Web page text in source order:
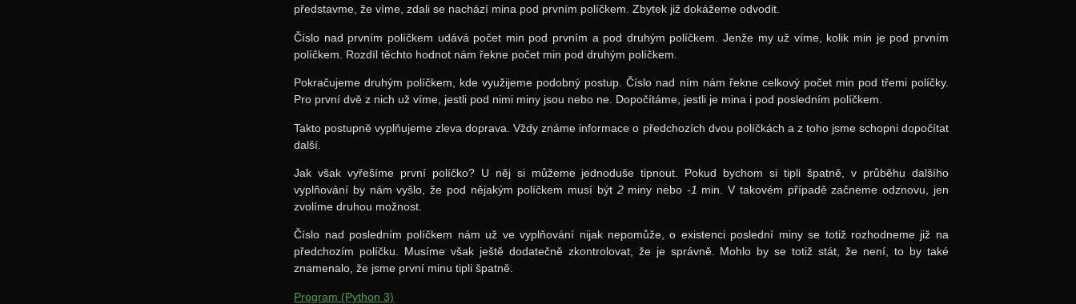
představme, že víme, zdali se nachází mina pod prvním políčkem. Zbytek již dokážeme odvodit.
Číslo nad prvním políčkem udává počet min pod prvním a pod druhým políčkem. Jenže my už víme, kolik min je pod prvním
políčkem. Rozdíl těchto hodnot nám řekne počet min pod druhým políčkem.
Pokračujeme druhým políčkem, kde využijeme podobný postup. Číslo nad ním nám řekne celkový počet min pod třemi políčky.
Pro první dvě z nich už víme, jestli pod nimi miny jsou nebo ne. Dopočítáme, jestli je mina i pod posledním políčkem.
Takto postupně vyplňujeme zleva doprava. Vždy známe informace o předchozích dvou políčkách a z toho jsme schopni dopočítat
další.
Jak však vyřešíme první políčko? U něj si můžeme jednoduše tipnout. Pokud bychom si tipli špatně, v průběhu dalšího
vyplňování by nám vyšlo, že pod nějakým políčkem musí být 2miny nebo -1 min. V takovém případě začneme odznovu, jen
zvolíme druhou možnost.
Číslo nad posledním políčkem nám už ve vyplňování nijak nepomůže, o existenci poslední miny se totiž rozhodneme již na
předchozím políčku. Musíme však ještě dodatečně zkontrolovat, že je správně. Mohlo by se totiž stát, že není, to by také
znamenalo, že jsme první minu tipli špatně.
Program (Python 3)